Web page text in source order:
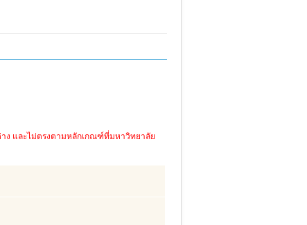
ง และไม่ตรงตามหลักเกณฑ์ที่มหาวิทยาลัย